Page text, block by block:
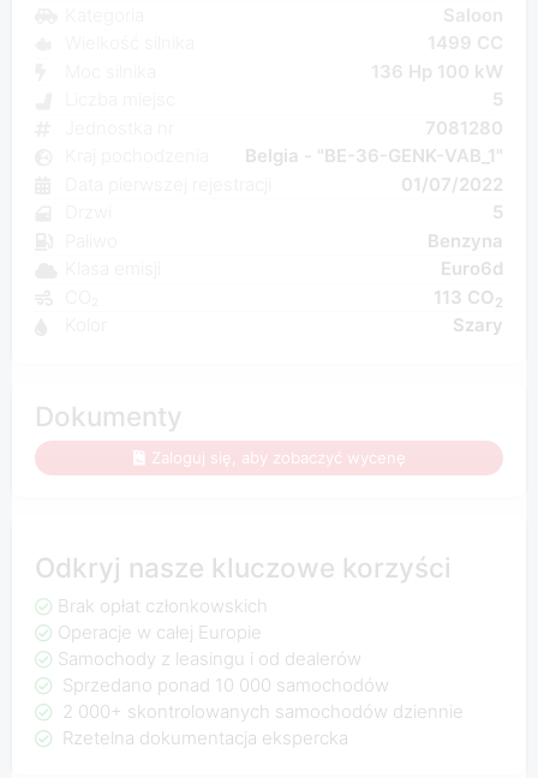
Saloon
1499 CC
136 Hp 100 kW
5
7081280
Belgia - "BE-36-GENK-VAB_1"
01/07/2022
5
Benzyna
Euro6d
113 CO2
Szary
Dokumenty
Zaloguj się, aby zobaczyć wycenę
Odkryj nasze kluczowe korzyści
Brak opłat członkowskich
Operacje w całej Europie
Samochody z leasingu i od dealerów
Sprzedano ponad 10 000 samochodów
2 000+ skontrolowanych samochodów dziennie
Rzetelna dokumentacja ekspercka